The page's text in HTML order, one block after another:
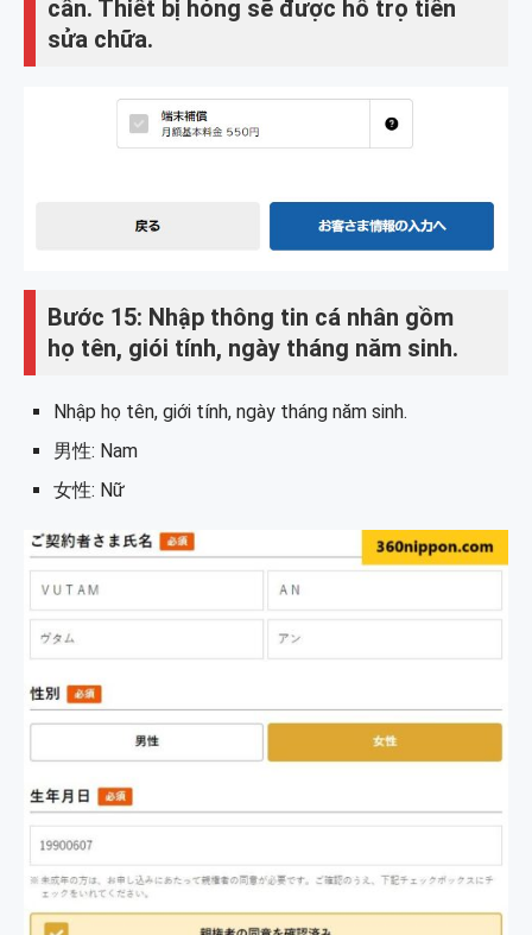
cần. Thiết bị hỏng sẽ được hỗ trọ tiền
sửa chữa.
Bước 15: Nhập thông tin cá nhân gồm
họ tên, giói tính, ngày tháng năm sinh.
Nhập họ tên, giới tính, ngày tháng năm sinh.
男性: Nam
女性: Nữ